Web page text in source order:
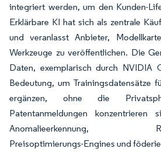
integriert werden, um den Kunden-
Erklärbare KI hat sich als zentrale
und veranlasst Anbieter,
Werkzeuge zu veröffentlichen. Die
Daten, exemplarisch durch NVIDIA
Bedeutung, um Trainingsdatensätze
ergänzen, ohne die
Patentanmeldungen konzentrieren
Anomalieerkennung,
Preisoptimierungs-Engines und